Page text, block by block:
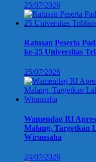
25/07/2026
Ratusan Peserta
ke-25 Universitas
25/07/2026
Wamendag RI
Malang, Targetkan
Wirausaha
24/07/2026